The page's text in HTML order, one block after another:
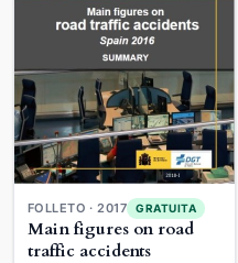
FOLLETO · 2017 GRATUITA
Main figures on road
traffic accidents